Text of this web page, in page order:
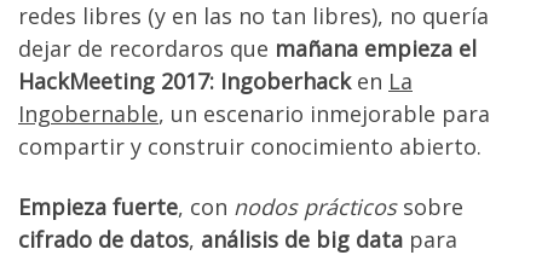
redes libres (y en las no tan libres), no quería
dejar de recordaros que mañana empieza el
HackMeeting 2017: Ingoberhacken La
Ingobernable, un escenario inmejorable para
compartir y construir conocimiento abierto.
Empieza fuerte, con nodos prácticossobre
cifrado de datos, análisis de big data para